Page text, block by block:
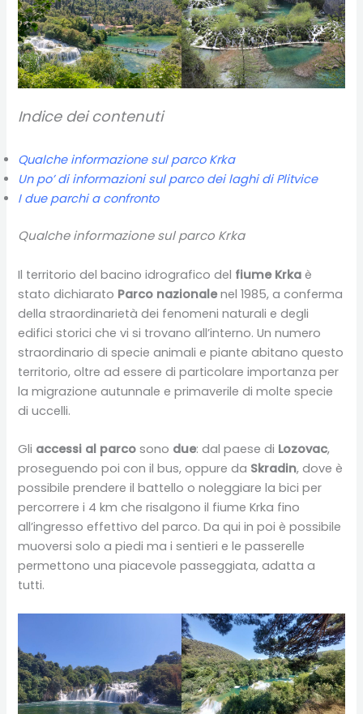
Indice dei contenuti
Qualche informazione sul parco Krka
Un po’ di informazioni sul parco dei laghi di Plitvice
I due parchi a confronto
Qualche informazione sul parco Krka
Il territorio del bacino idrografico del fiume Krka è
stato dichiarato Parco nazionalenel 1985, a conferma
della straordinarietà dei fenomeni naturali e degli
edifici storici che vi si trovano all’interno. Un numero
straordinario di specie animali e piante abitano questo
territorio, oltre ad essere di particolare importanza per
la migrazione autunnale e primaverile di molte specie
di uccelli.
Gli accessi al parcosono due: dal paese di Lozovac,
proseguendo poi con il bus, oppure da Skradin, dove è
possibile prendere il battello o noleggiare la bici per
percorrere i 4 km che risalgono il fiume Krka fino
all’ingresso effettivo del parco. Da qui in poi è possibile
muoversi solo a piedi ma i sentieri e le passerelle
permettono una piacevole passeggiata, adatta a
tutti.